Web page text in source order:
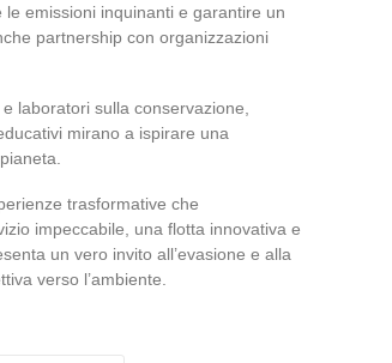
emissioni inquinanti e garantire un
partnership con organizzazioni
laboratori sulla conservazione,
mirano a ispirare una
trasformative che
impeccabile, una flotta innovativa e
un vero invito all’evasione e alla
verso l’ambiente.